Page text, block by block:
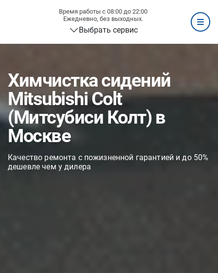
Время работы с 08:00 до 22:00
Ежедневно, без выходных.
Выбрать сервис
Химчистка сидений
Mitsubishi Colt
(Митсубиси Колт) в
Москве
Качество ремонта с пожизненной гарантией и до 50%
дешевле чем у дилера